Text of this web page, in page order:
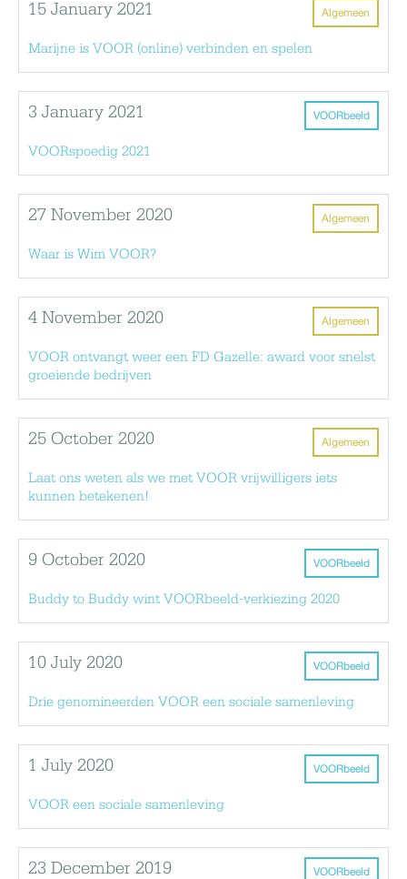
Algemeen
15 January 2021
Marijne is VOOR (online) verbinden en spelen
VOORbeeld
3 January 2021
VOORspoedig 2021
Algemeen
27 November 2020
Waar is Wim VOOR?
Algemeen
4 November 2020
VOOR ontvangt weer een FD Gazelle: award voor snelst
groeiende bedrijven
Algemeen
25 October 2020
Laat ons weten als we met VOOR vrijwilligers iets
kunnen betekenen!
VOORbeeld
9 October 2020
Buddy to Buddy wint VOORbeeld-verkiezing 2020
VOORbeeld
10 July 2020
Drie genomineerden VOOR een sociale samenleving
VOORbeeld
1 July 2020
VOOR een sociale samenleving
VOORbeeld
23 December 2019